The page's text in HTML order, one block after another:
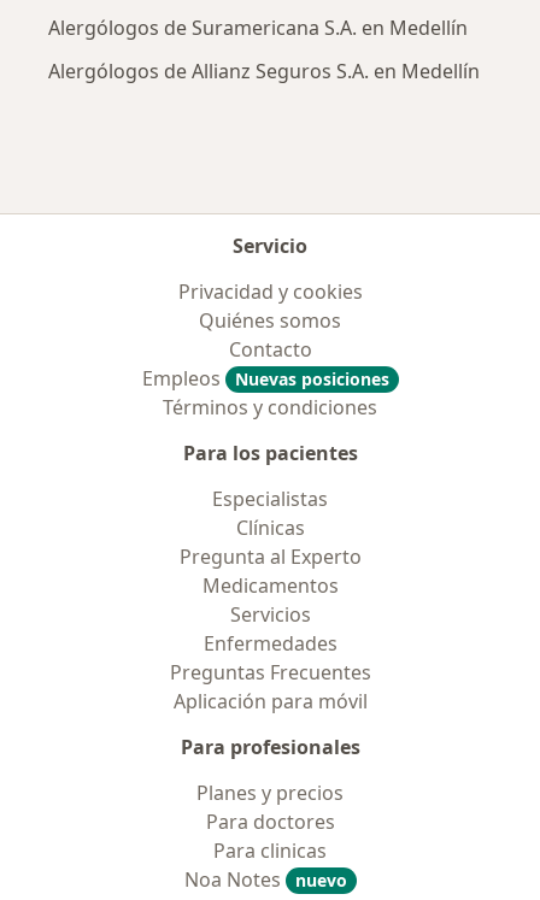
Alergólogos de Suramericana S.A. en Medellín
Alergólogos de Allianz Seguros S.A. en Medellín
Servicio
Privacidad y cookies
Quiénes somos
Contacto
Empleos
Nuevas posiciones
Términos y condiciones
Para los pacientes
Especialistas
Clínicas
Pregunta al Experto
Medicamentos
Servicios
Enfermedades
Preguntas Frecuentes
Aplicación para móvil
Para profesionales
Planes y precios
Para doctores
Para clinicas
Noa Notes
nuevo